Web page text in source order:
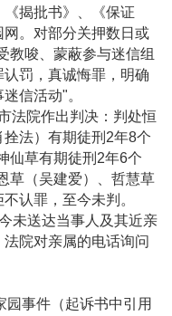
揭批书》、《保证
。对部分关押数日或
教唆、蒙蔽参与迷信组
罚，真诚悔罪，明确
信活动"。
法院作出判决：判处恒
法）有期徒刑2年8个
仙草有期徒刑2年6个
草（吴建爱）、哲慧草
认罪，至今未判。
未送达当事人及其近亲
院对亲属的电话询问
事件（起诉书中引用